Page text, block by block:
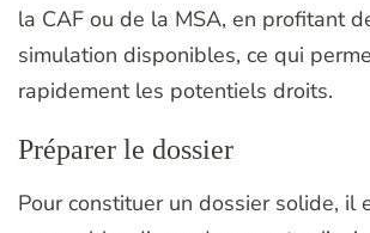
la CAF ou de la MSA, en profitant
simulation disponibles, ce qui
rapidement les potentiels droits.
Préparer le dossier
Pour constituer un dossier solide, il